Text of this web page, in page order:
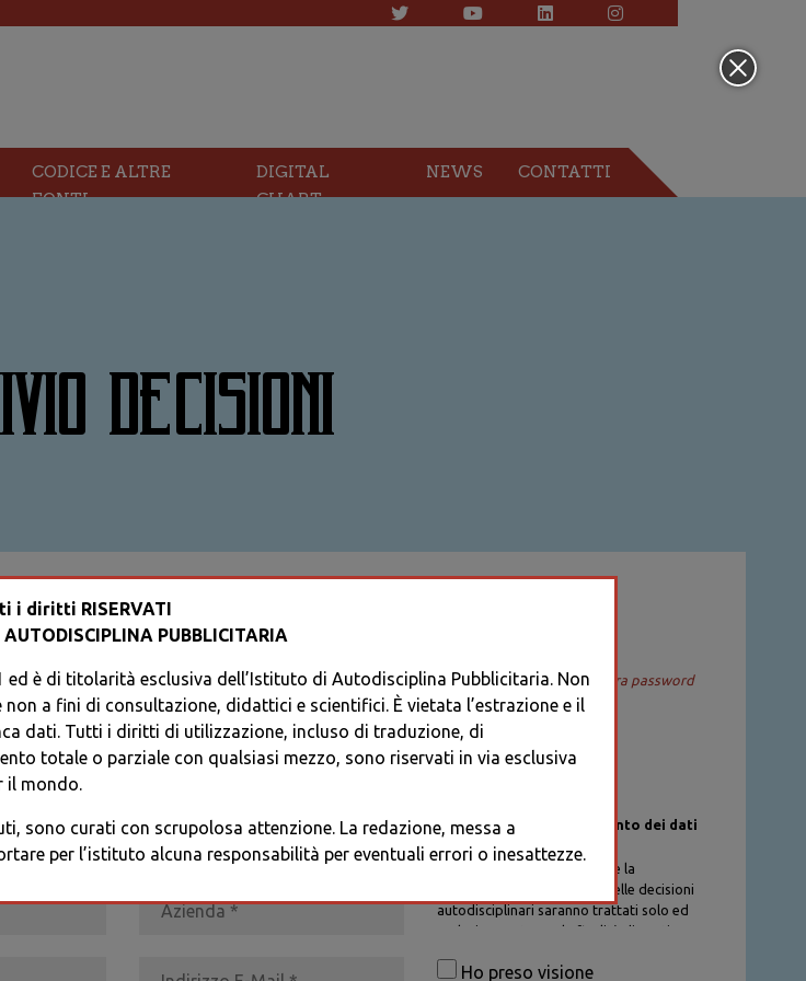
CODICE E ALTRE
FONTI
DIGITAL
CHART
NEWS CONTATTI
DECISIONI
PROFILO
ACCEDI
Recupera password
* I CAMPI CONTRASSEGNATI SONO OBBLIGATORI
Informativa sul trattamento dei dati
personali
I dati personali di chi richiede la
registrazione al Database delle decisioni
autodisciplinari saranno trattati solo ed
esclusivamente per la finalità di gestione
procedure previste dal Codice di
Ho preso visione
i diritti RISERVATI
PUBBLICITARIA
è di titolarità esclusiva dell’Istituto di Autodisciplina Pubblicitaria. Non
a fini di consultazione, didattici e scientifici. È vietata l’estrazione e il
dati. Tutti i diritti di utilizzazione, incluso di traduzione, di
totale o parziale con qualsiasi mezzo, sono riservati in via esclusiva
il mondo.
sono curati con scrupolosa attenzione. La redazione, messa a
per l’istituto alcuna responsabilità per eventuali errori o inesattezze.